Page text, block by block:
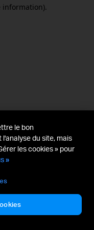
information).
le bon
du site, mais
les cookies » pour
»